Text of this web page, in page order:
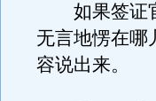
如果签证官
无言地愣在哪
容说出来。